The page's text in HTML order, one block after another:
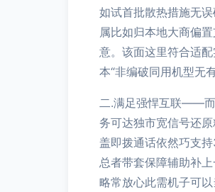
如试首批散热措施无
属比如归本地大商偏
意。该面这里符合适
本“非编破同用机型无
二.满足强悍互联——而
务可达独市宽信号还
盖即拨通话依然巧支
总者带套保障辅助补
略常放心此需机子可